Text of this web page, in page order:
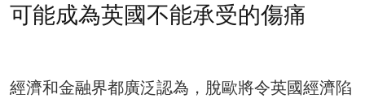
可能成為英國不能承受的傷痛
經濟和金融界都廣泛認為，脫歐將令英國經濟陷